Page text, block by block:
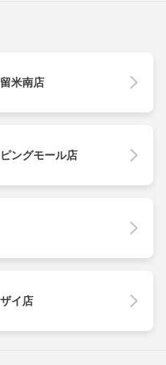
米南店
ングモール店
イ店